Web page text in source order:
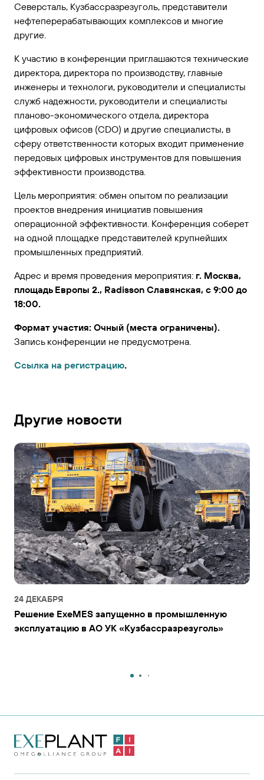
Северсталь, Кузбассразрезуголь, представители
нефтеперерабатывающих комплексов и многие
другие.
К участию в конференции приглашаются технические
директора, директора по производству, главные
инженеры и технологи, руководители и специалисты
служб надежности, руководители и специалисты
планово-экономического отдела, директора
цифровых офисов (CDO) и другие специалисты, в
сферу ответственности которых входит применение
передовых цифровых инструментов для повышения
эффективности производства.
Цель мероприятия: обмен опытом по реализации
проектов внедрения инициатив повышения
операционной эффективности. Конференция соберет
на одной площадке представителей крупнейших
промышленных предприятий.
Адрес и время проведения мероприятия: г. Москва,
площадь Европы 2., Radisson Славянская, с 9:00 до
18:00.
Формат участия: Очный (места ограничены).
Запись конференции не предусмотрена.
Ссылка на регистрацию.
Другие новости
24 ДЕКАБРЯ
Решение ExeMES запущенно в промышленную
эксплуатацию в АО УК «Кузбассразрезуголь»
На главную
страницу